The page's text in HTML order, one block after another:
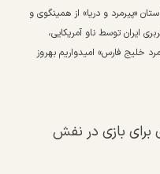
«پیرمرد و دریا» از همینگوی و
ایران توسط ناو آمریکایی،
خلیج فارس» امیدواریم بهروز
برای بازی در نفش